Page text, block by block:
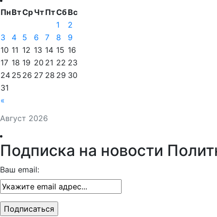
Август 2026
ПнВтСрЧтПтСбВс
«
1
2
3
4 5 6 7 8
9
10 11 12 13 14 15 16
17 18 19 20 21 22 23
24 25 26 27 28 29 30
31
Подписка на новости
Ваш email: